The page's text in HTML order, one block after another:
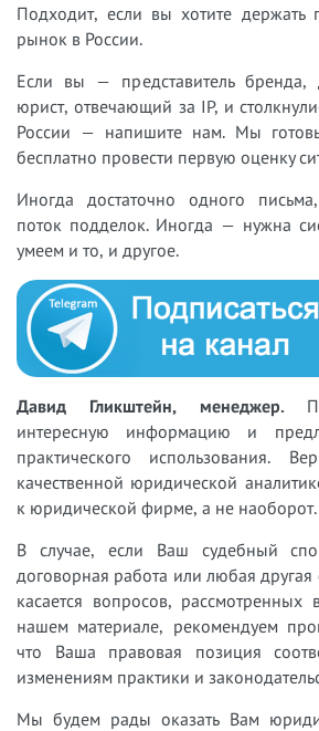
Подходит, если вы хотите держать
рынок в России.
Если вы — представитель бренда,
юрист, отвечающий за IP, и
России — напишите нам. Мы
бесплатно провести первую оценку
Иногда достаточно одного
поток подделок. Иногда — нужна
умеем и то, и другое.
Давид Гликштейн, менеджер.
интересную информацию и
практического использования.
качественной юридической
к юридической фирме, а не наоборот.
В случае, если Ваш судебный
договорная работа или любая другая
касается вопросов,
нашем материале, рекомендуем
что Ваша правовая позиция
изменениям практики и
Мы будем рады оказать Вам